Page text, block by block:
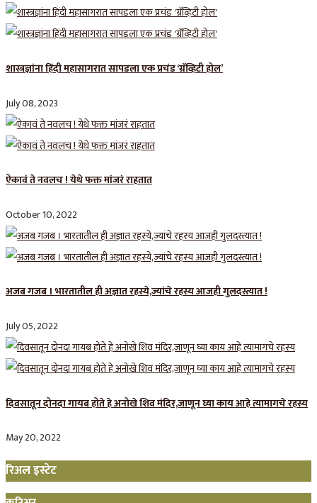
शास्त्रज्ञांना हिंदी महासागरात सापडला एक प्रचंड ‘ग्रॅव्हिटी होल’
July 08, 2023
ऐकावं ते नवलच ! येथे फक्त मांजरं राहतात
October 10, 2022
अजब गजब । भारतातील ही अज्ञात रहस्ये,ज्यांचे रहस्य आजही गुलदस्त्यात !
July 05, 2022
दिवसातून दोनदा गायब होते हे अनोखे शिव मंदिर,जाणून घ्या काय आहे त्यामागचे रहस्य
May 20, 2022
रिअल इस्टेट